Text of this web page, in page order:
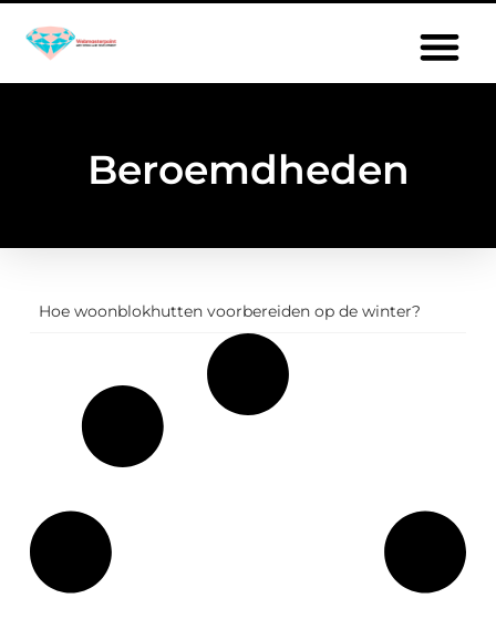
Beroemdheden
Hoe woonblokhutten voorbereiden op de winter?